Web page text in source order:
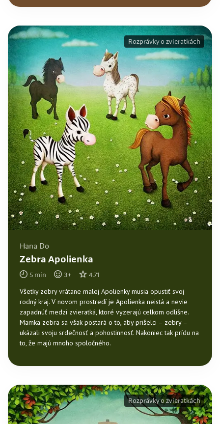
Hana Do
Zebra Apolienka
5 min 3+ 4.71
Všetky zebry vrátane malej Apolienky musia opustiť svoj
rodný kraj. V novom prostredí je Apolienka neistá a nevie
zapadnúť medzi zvieratká, ktoré vyzerajú celkom odlišne.
Mamka zebra sa však postará o to, aby prišelci – zebry –
ukázali svoju srdečnosť a pohostinnosť. Nakoniec tak prídu na
to, že majú mnoho spoločného.
Rozprávky o zvieratkách
Rozprávky o zvieratkách